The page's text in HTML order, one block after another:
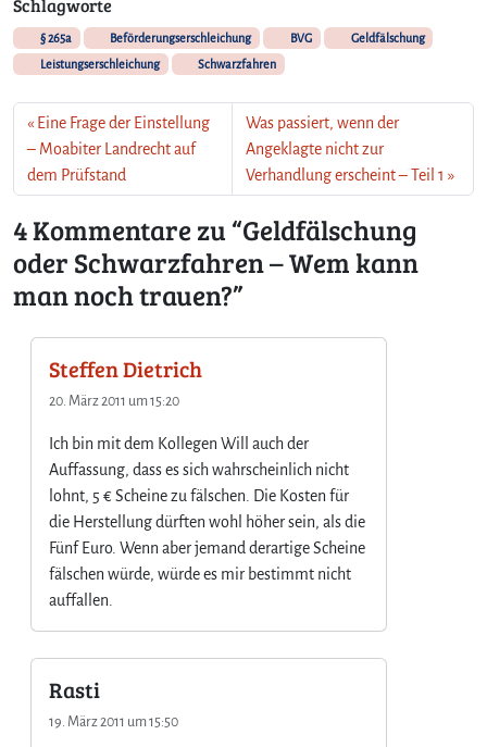
e
c
h
w
a
r
z
f
a
m
k
a
n
m
a
n
Schlagworte
§ 265a Beförderungserschleichung BVG
Geldfälschung
Leistungserschleichung
Schwarzfahren
Eine Frage der Einstellung
– Moabiter Landrecht auf
dem Prüfstand
Was passiert, wenn der
Angeklagte nicht zur
Verhandlung erscheint – Teil 1
4 Kommentare zu “Geldfälschung
oder Schwarzfahren – Wem kann
man noch trauen?”
Steffen Dietrich
20. März 2011 um 15:20
Ich bin mit dem Kollegen Will auch der
Auffassung, dass es sich wahrscheinlich nicht
lohnt, 5 € Scheine zu fälschen. Die Kosten für
die Herstellung dürften wohl höher sein, als die
Fünf Euro. Wenn aber jemand derartige Scheine
fälschen würde, würde es mir bestimmt nicht
auffallen.
Rasti
19. März 2011 um 15:50